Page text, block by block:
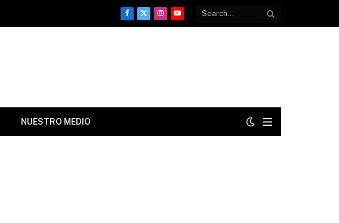
Facebook
X
InstagramYouTube
NUESTRO MEDIO